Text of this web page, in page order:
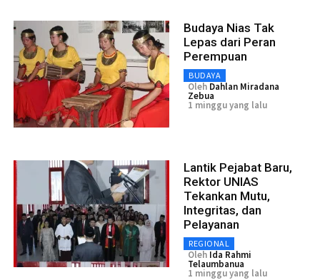
Budaya Nias Tak
Lepas dari Peran
Perempuan
BUDAYA
Oleh Dahlan Miradana
Zebua
1 minggu yang lalu
Lantik Pejabat Baru,
Rektor UNIAS
Tekankan Mutu,
Integritas, dan
Pelayanan
REGIONAL
Oleh Ida Rahmi
Telaumbanua
1 minggu yang lalu